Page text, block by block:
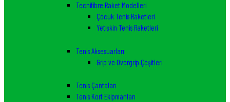
Tecnifibre Raket Modelleri
Çocuk Tenis Raketleri
Yetişkin Tenis Raketleri
Tenis Aksesuarları
Grip ve Overgrip Çeşitleri
Tenis Çantaları
Tenis Kort Ekipmanları